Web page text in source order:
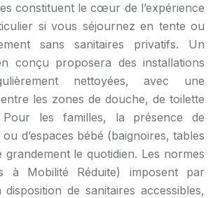
constituent le cœur de l’expérience
si vous séjournez en tente ou
sans sanitaires privatifs. Un
conçu proposera des installations
nettoyées, avec une
les zones de douche, de toilette
les familles, la présence de
d’espaces bébé (baignoires, tables
grandement le quotidien. Les normes
à Mobilité Réduite) imposent par
de sanitaires accessibles,